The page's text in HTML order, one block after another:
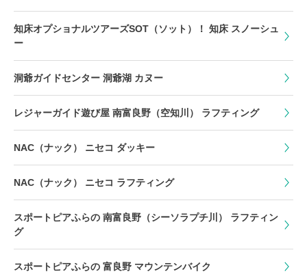
知床オプショナルツアーズSOT（ソット）！ 知床 スノーシュ
ー
洞爺ガイドセンター 洞爺湖 カヌー
レジャーガイド遊び屋 南富良野（空知川） ラフティング
NAC（ナック） ニセコ ダッキー
NAC（ナック） ニセコ ラフティング
スポートピアふらの 南富良野（シーソラプチ川） ラフティン
グ
スポートピアふらの 富良野 マウンテンバイク